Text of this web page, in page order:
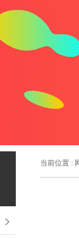
当前位置 :